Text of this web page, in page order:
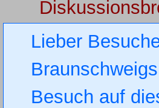
Lieber
Besuch auf